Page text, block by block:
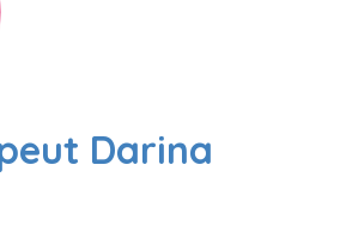
Darina